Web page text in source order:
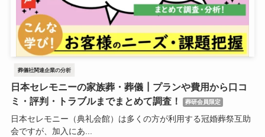
葬儀社関連企業の分析
日本セレモニーの家族葬・葬儀┃プランや費用から口コ
ミ・評判・トラブルまでまとめて調査！
葬研会員限定
日本セレモニー（典礼会館）は多くの方が利用する冠婚葬祭互助
会ですが、加入にあ...